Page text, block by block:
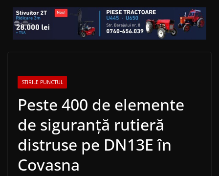
STIRILE PUNCTUL
Peste 400 de elemente
de siguranţă rutieră
distruse pe DN13E în
Covasna